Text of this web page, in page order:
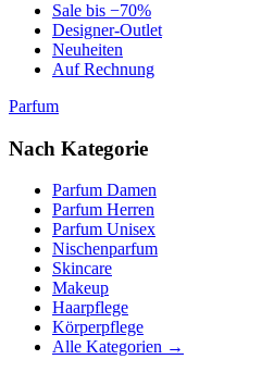
Sale bis −70%
Designer-Outlet
Neuheiten
Auf Rechnung
Parfum
Nach Kategorie
Parfum Damen
Parfum Herren
Parfum Unisex
Nischenparfum
Skincare
Makeup
Haarpflege
Körperpflege
Alle Kategorien →